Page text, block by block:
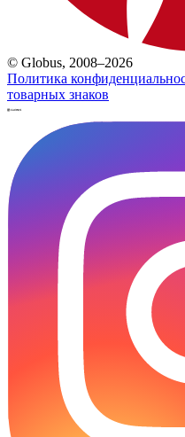
© Globus, 2008–2026
Политика
товарных знаков